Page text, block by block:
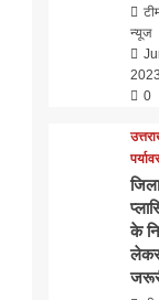
न्यूज
2023
0
के
लेकर